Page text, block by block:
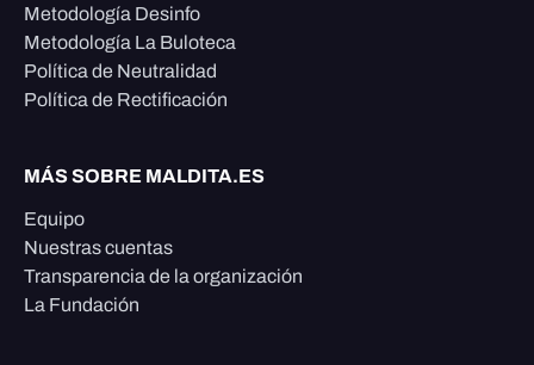
Metodología Desinfo
Metodología La Buloteca
Política de Neutralidad
Política de Rectificación
MÁS SOBRE MALDITA.ES
Equipo
Nuestras cuentas
Transparencia de la organización
La Fundación